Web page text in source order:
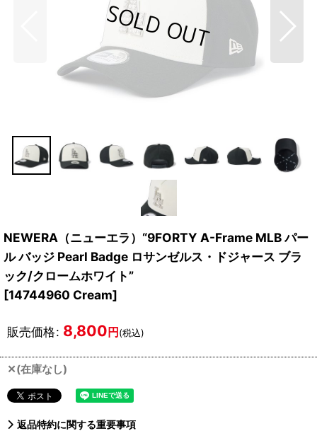
NEWERA（ニューエラ）“9FORTY A-Frame MLB パー
ル バッジ Pearl Badge ロサンゼルス・ドジャース ブラ
ック/クロームホワイト”
[14744960 Cream]
販売価格: 8,800円(税込)
✕(在庫なし)
返品特約に関する重要事項